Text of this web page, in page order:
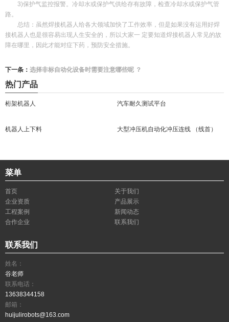
3)保护气监控报警。冷却水或保护气供给存有故障，检查冷却水或保护气管
路。
总结：虽然焊接机器人给各大领域加快了工作效率，但是如果没有运用好焊
接机器人也是很容易出现人生安全的，所以大家一 定要知道焊接机器人常见的故
障在哪里，因此才能对症下药，预防安全措施。
下一条： 选择非标自动化设备时需要注意哪些呢 ？
热门产品
桁架机器人 汽车耐久测试平台
机器人上下料 大型冲压机自动化冲压连线 （线首）
菜单
首页
关于我们
企业资质
产品展示
工程案例
新闻动态
合作企业
联系我们
联系我们
姓名：
谷老师
联系电话：
13638344158
邮箱：
huijulirobots@163.com